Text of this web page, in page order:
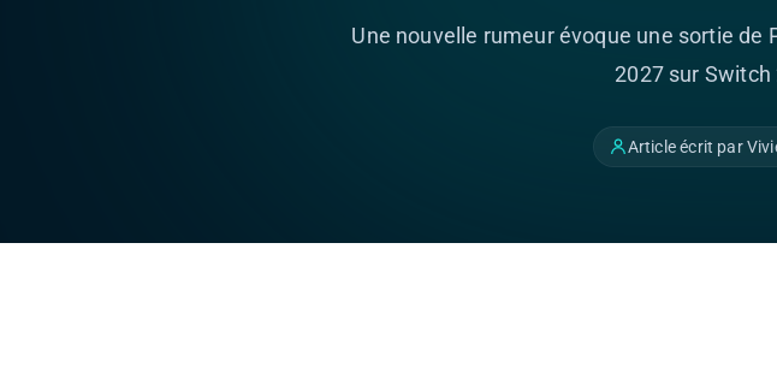
Une nouvelle rumeur évoque une sortie
2027 sur Switch
Article écrit par